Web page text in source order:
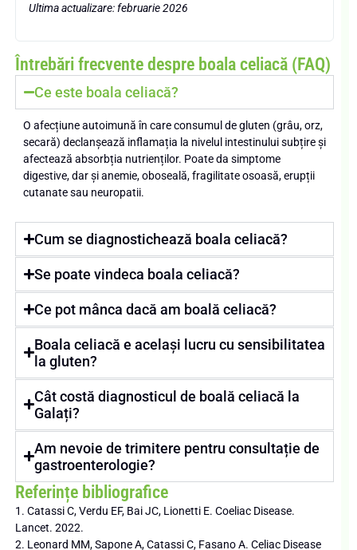
Ultima actualizare: februarie 2026
Întrebări frecvente despre boala celiacă (FAQ)
Ce este boala celiacă?
O afecțiune autoimună în care consumul de gluten (grâu, orz,
secară) declanșează inflamația la nivelul intestinului subțire și
afectează absorbția nutrienților. Poate da simptome
digestive, dar și anemie, oboseală, fragilitate osoasă, erupții
cutanate sau neuropatii.
Cum se diagnostichează boala celiacă?
Se poate vindeca boala celiacă?
Ce pot mânca dacă am boală celiacă?
Boala celiacă e același lucru cu sensibilitatea
la gluten?
Cât costă diagnosticul de boală celiacă la
Galați?
Am nevoie de trimitere pentru consultație de
gastroenterologie?
Referințe bibliografice
1. Catassi C, Verdu EF, Bai JC, Lionetti E. Coeliac Disease.
Lancet. 2022.
2. Leonard MM, Sapone A, Catassi C, Fasano A. Celiac Disease